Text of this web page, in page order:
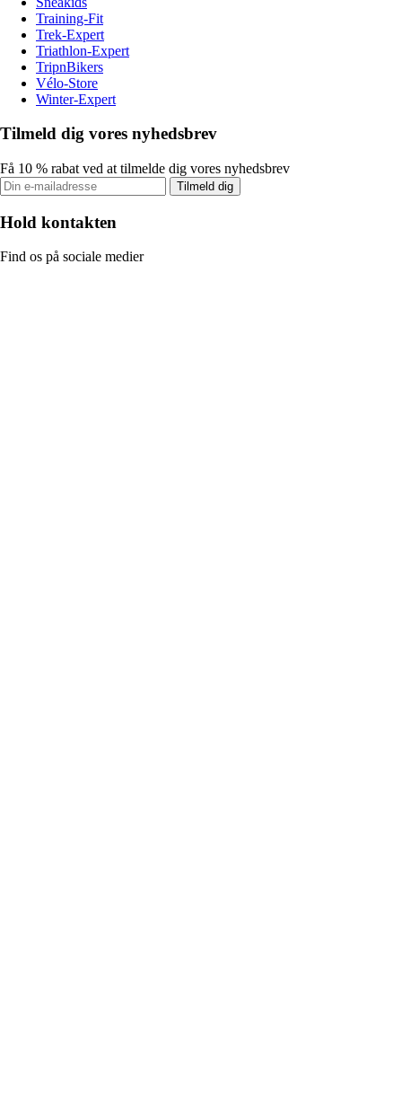
Training-Fit
Trek-Expert
Triathlon-Expert
TripnBikers
Vélo-Store
Winter-Expert
Tilmeld dig vores nyhedsbrev
Få 10 % rabat ved at tilmelde dig vores nyhedsbrev
Tilmeld dig
Hold kontakten
Find os på sociale medier